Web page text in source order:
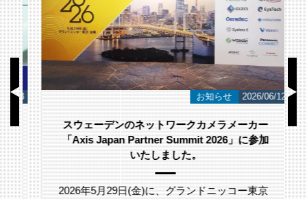
23 お知らせ 2026/06/12
スウェーデンのネットワークカメラメーカー
「Axis Japan Partner Summit 2026」に参加
いたしました。
2026年5月29日(金)に、グランドニッコー東京